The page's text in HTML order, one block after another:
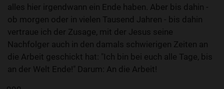
alles hier irgendwann ein Ende haben. Aber bis dahin -
ob morgen oder in vielen Tausend Jahren - bis dahin
vertraue ich der Zusage, mit der Jesus seine
Nachfolger auch in den damals schwierigen Zeiten an
die Arbeit geschickt hat: "Ich bin bei euch alle Tage, bis
an der Welt Ende!" Darum: An die Arbeit!